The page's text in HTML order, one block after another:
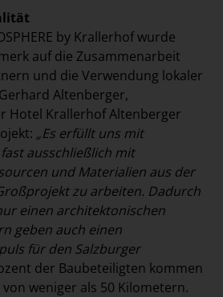
by Krallerhof wurde
auf die Zusammenarbeit
und die Verwendung lokaler
Altenberger,
Hotel Krallerhof Altenberger
„Es erfüllt uns mit
ausschließlich mit
und Materialien aus der
zu arbeiten. Dadurch
einen architektonischen
geben auch einen
für den Salzburger
der Baubeteiligten kommen
weniger als 50 Kilometern.